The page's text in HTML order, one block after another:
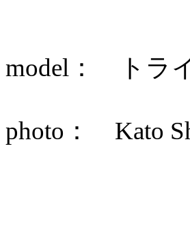
model： トラ
photo： Kato